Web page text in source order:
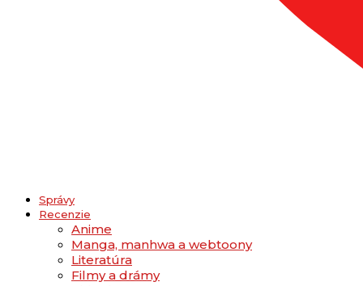
Správy
Recenzie
Anime
Manga, manhwa a webtoony
Literatúra
Filmy a drámy